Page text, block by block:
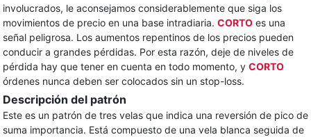
involucrados, le aconsejamos considerablemente que siga los
movimientos de precio en una base intradiaria. CORTO es una
señal peligrosa. Los aumentos repentinos de los precios pueden
conducir a grandes pérdidas. Por esta razón, deje de niveles de
pérdida hay que tener en cuenta en todo momento, y CORTO
órdenes nunca deben ser colocados sin un stop-loss.
Descripción del patrón
Este es un patrón de tres velas que indica una reversión de pico de
suma importancia. Está compuesto de una vela blanca seguida de